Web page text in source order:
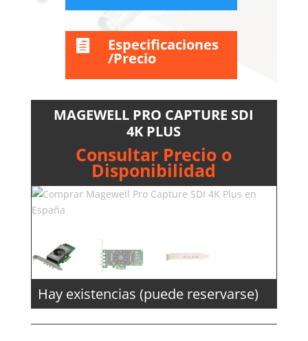
 Especificaciones
/Precio
MAGEWELL PRO CAPTURE SDI
4K PLUS
Consultar Precio o
Disponibilidad
Hay existencias (puede reservarse)